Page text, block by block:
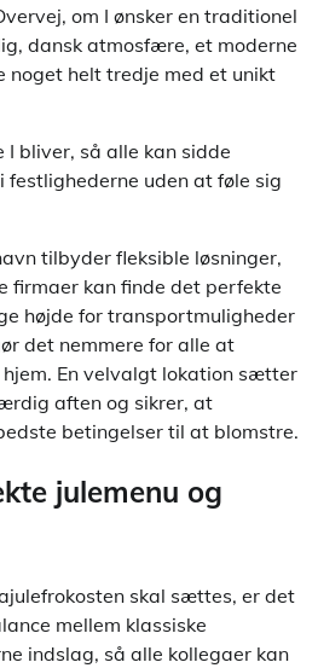
om I ønsker en traditionel
dansk atmosfære, et moderne
noget helt tredje med et unikt
bliver, så alle kan sidde
uden at føle sig
tilbyder fleksible løsninger,
firmaer kan finde det perfekte
højde for transportmuligheder
det nemmere for alle at
En velvalgt lokation sætter
aften og sikrer, at
betingelser til at blomstre.
julemenu og
skal sættes, er det
mellem klassiske
indslag, så alle kollegaer kan